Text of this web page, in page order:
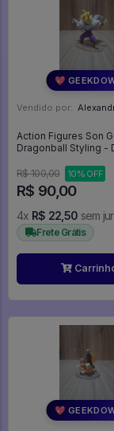
💖
Vendido por: Alexandre
Action Figures Son
Dragonball Styling -
R$ 100,00
10% OFF
R$ 90,00
4x R$ 22,50 sem
Frete Grátis
💖